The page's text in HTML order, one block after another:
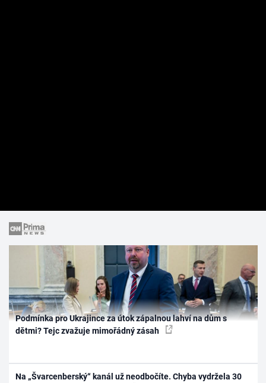
Podmínka pro Ukrajince za útok zápalnou lahví na dům s
dětmi? Tejc zvažuje mimořádný zásah
Na „Švarcenberský“ kanál už neodbočíte. Chyba vydržela 30